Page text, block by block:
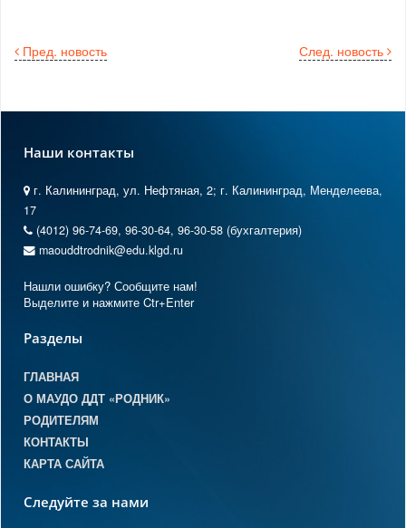
След. новость
Пред. новость
Наши контакты
г. Калининград, ул. Нефтяная, 2; г. Калининград, Менделеева,
17
(4012) 96-74-69, 96-30-64, 96-30-58 (бухгалтерия)
maouddtrodnik@edu.klgd.ru
Нашли ошибку? Сообщите нам!
Выделите и нажмите Ctr+Enter
Разделы
ГЛАВНАЯ
О МАУДО ДДТ «РОДНИК»
РОДИТЕЛЯМ
КОНТАКТЫ
КАРТА САЙТА
Следуйте за нами